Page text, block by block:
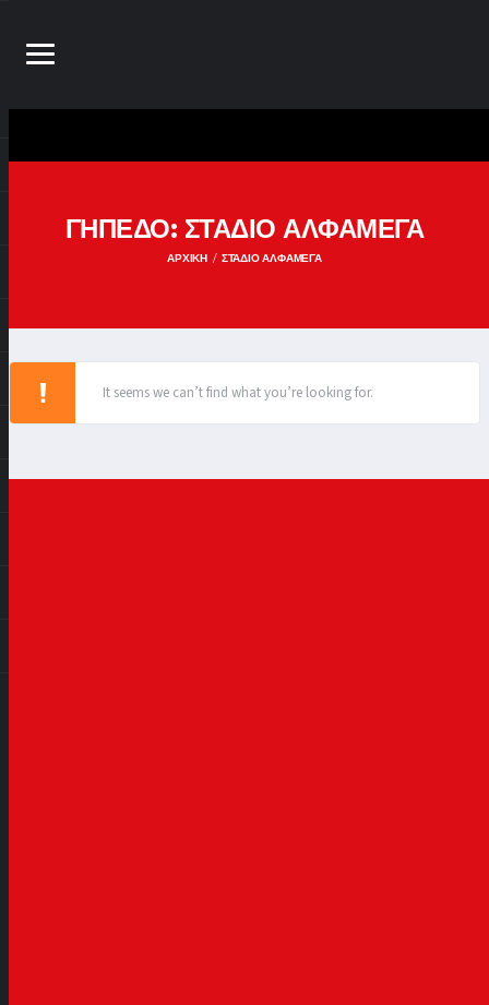
ΓΉΠΕΔΟ: ΣΤΑΔΙΟ ΑΛΦΑΜΕΓΑ
ΑΡΧΙΚΉ ΣΤΑΔΙΟ ΑΛΦΑΜΕΓΑ
It seems we can’t find what you’re looking for.